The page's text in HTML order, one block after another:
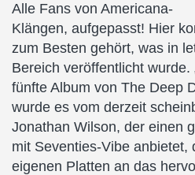
Alle Fans von Americana-
Klängen, aufgepasst! Hier
zum Besten gehört, was in
Bereich veröffentlicht wurde.
fünfte Album von The Deep
wurde es vom derzeit
Jonathan Wilson, der einen
mit Seventies-Vibe anbietet,
eigenen Platten an das